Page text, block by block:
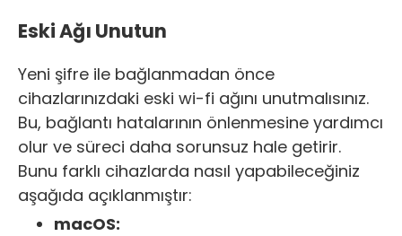
Eski Ağı Unutun
Yeni şifre ile bağlanmadan önce
cihazlarınızdaki eski wi-fi ağını unutmalısınız.
Bu, bağlantı hatalarının önlenmesine yardımcı
olur ve süreci daha sorunsuz hale getirir.
Bunu farklı cihazlarda nasıl yapabileceğiniz
aşağıda açıklanmıştır:
macOS: